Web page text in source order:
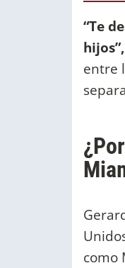
“Te
hijos”,
entre
como